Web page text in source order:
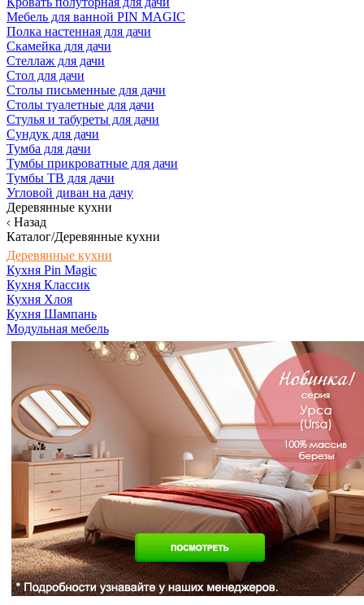
Мебель для ванной PIN MAGIC
Полка настенная для дачи
Скамейка для дачи
Стеллаж для дачи
Стол для дачи
Столы письменные для дачи
Столы туалетные для дачи
Стулья и табуреты для дачи
Сундук для дачи
Тумба для дачи
Тумбы прикроватные для дачи
Тумбы ТВ для дачи
Угловой диван на дачу
Деревянные кухни
Назад
Каталог/Деревянные кухни
Деревянные кухни
Кухня Pin Magic
Кухня Классик
Кухня Хлоя
Кухня Шампань
Модульная мебель